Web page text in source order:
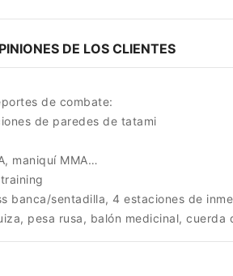
DE LOS CLIENTES
de combate:
de paredes de tatami
maniquí MMA…
banca/sentadilla, 4 estaciones de
pesa rusa, balón medicinal,